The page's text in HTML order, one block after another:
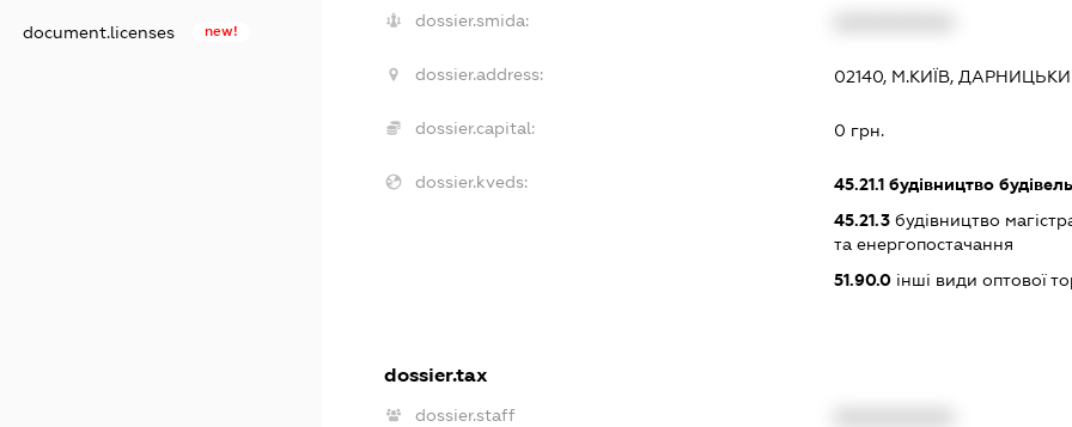
document.licenses new!
dossier.smida:
dossier.address: 02140, М.КИЇВ,
dossier.capital: 0 грн.
dossier.kveds: 45.21.1 будівництво будівель
45.21.3 будівництво
та енергопостачання
51.90.0 інші види оптової
dossier.tax
dossier.staff